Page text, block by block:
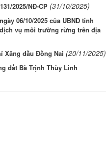
2025/NĐ-CP (31/10/2025)
06/10/2025 của UBND tỉnh
vụ môi trường rừng trên địa
Xăng dầu Đồng Nai (20/11/2025)
đất Bà Trịnh Thùy Linh